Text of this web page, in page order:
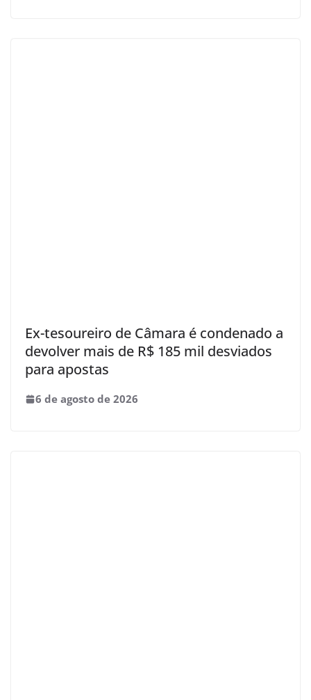
Ex-tesoureiro de Câmara é condenado a
devolver mais de R$ 185 mil desviados
para apostas
6 de agosto de 2026